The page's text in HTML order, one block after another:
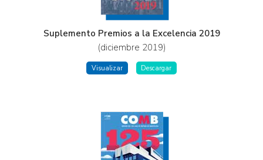
Suplemento Premios a la Excelencia 2019
(diciembre 2019)
Visualizar Descargar